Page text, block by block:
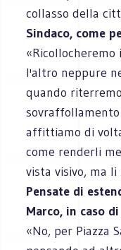
collasso della
Sindaco, come
l'altro neppure
quando
affittiamo di
come renderli
vista visivo, ma
Pensate di
Marco, in caso
«No, per Piazza